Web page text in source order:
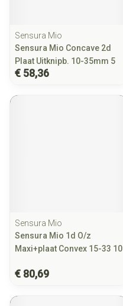
Sensura Mio
Sensura Mio Concave 2d
Plaat Uitknipb. 10-35mm 5
€ 58,36
Sensura Mio
Sensura Mio 1d O/z
Maxi+plaat Convex 15-33 10
€ 80,69